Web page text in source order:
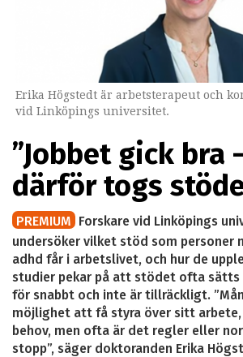
Erika Högstedt är arbetsterapeut och
vid Linköpings universitet.
”Jobbet gick bra
därför togs
PREMIUM Forskare vid Linköpings
undersöker vilket stöd som personer
adhd får i arbetslivet, och hur de
studier pekar på att stödet ofta sätts
för snabbt och inte är tillräckligt.
möjlighet att få styra över sitt
behov, men ofta är det regler eller
stopp”, säger doktoranden Erika